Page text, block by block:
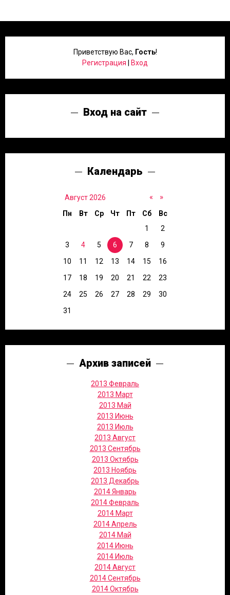
Приветствую Вас, Гость!
Регистрация
Вход
Вход на сайт
Календарь
«
Август 2026 »
Пн Вт Ср Чт Пт Сб
Вс
1
2
3
4 5 6 7 8
9
10
11 12 13 14 15
16
17
18 19 20 21 22
23
24
25 26 27 28 29
30
31
Архив записей
2013 Февраль
2013 Март
2013 Май
2013 Июнь
2013 Июль
2013 Август
2013 Сентябрь
2013 Октябрь
2013 Ноябрь
2013 Декабрь
2014 Январь
2014 Февраль
2014 Март
2014 Апрель
2014 Май
2014 Июнь
2014 Июль
2014 Август
2014 Сентябрь
2014 Октябрь